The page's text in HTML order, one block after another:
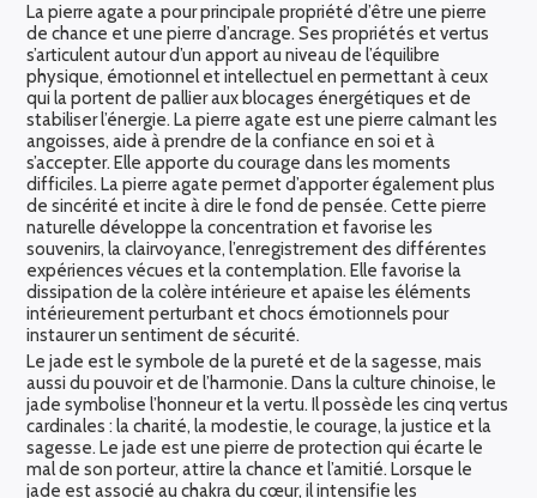
La pierre agate a pour principale propriété d’être une pierre
de chance et une pierre d’ancrage. Ses propriétés et vertus
s’articulent autour d’un apport au niveau de l’équilibre
physique, émotionnel et intellectuel en permettant à ceux
qui la portent de pallier aux blocages énergétiques et de
stabiliser l’énergie. La pierre agate est une pierre calmant les
angoisses, aide à prendre de la confiance en soi et à
s’accepter. Elle apporte du courage dans les moments
difficiles. La pierre agate permet d’apporter également plus
de sincérité et incite à dire le fond de pensée. Cette pierre
naturelle développe la concentration et favorise les
souvenirs, la clairvoyance, l’enregistrement des différentes
expériences vécues et la contemplation. Elle favorise la
dissipation de la colère intérieure et apaise les éléments
intérieurement perturbant et chocs émotionnels pour
instaurer un sentiment de sécurité.
Le jade est le symbole de la pureté et de la sagesse, mais
aussi du pouvoir et de l’harmonie. Dans la culture chinoise, le
jade symbolise l’honneur et la vertu. Il possède les cinq vertus
cardinales : la charité, la modestie, le courage, la justice et la
sagesse. Le jade est une pierre de protection qui écarte le
mal de son porteur, attire la chance et l’amitié. Lorsque le
jade est associé au chakra du cœur, il intensifie les